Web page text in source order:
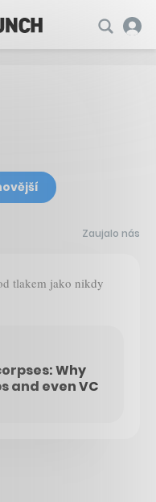
Zaujalo nás
tlakem jako nikdy
Why
even VC